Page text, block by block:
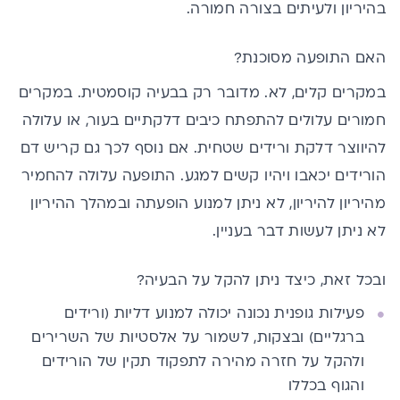
בהיריון ולעיתים בצורה חמורה.
האם התופעה מסוכנת?
במקרים קלים, לא. מדובר רק בבעיה קוסמטית. במקרים
חמורים עלולים להתפתח כיבים דלקתיים בעור, או עלולה
להיווצר דלקת ורידים שטחית. אם נוסף לכך גם קריש דם
הורידים יכאבו ויהיו קשים למגע. התופעה עלולה להחמיר
מהיריון להיריון, לא ניתן למנוע הופעתה ובמהלך ההיריון
לא ניתן לעשות דבר בעניין.
ובכל זאת, כיצד ניתן להקל על הבעיה?
פעילות גופנית נכונה יכולה למנוע דליות (ורידים
ברגליים) ובצקות, לשמור על אלסטיות של השרירים
ולהקל על חזרה מהירה לתפקוד תקין של הורידים
והגוף בכללו